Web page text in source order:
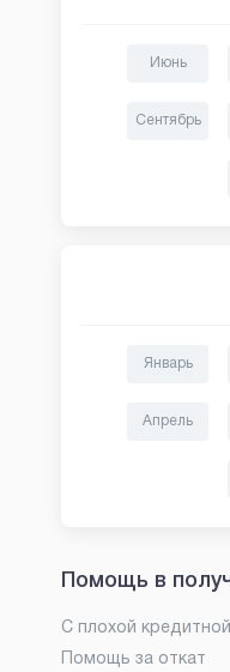
Июнь
Сентябрь
Январь
Апрель
Помощь в
С плохой
Помощь за откат